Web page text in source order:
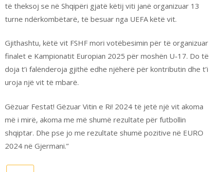
të theksoj se në Shqipëri gjatë këtij viti janë organizuar 13
turne ndërkombëtarë, të besuar nga UEFA këtë vit.
Gjithashtu, këtë vit FSHF mori votëbesimin për të organizuar
finalet e Kampionatit Europian 2025 për moshën U-17. Do të
doja t’i falënderoja gjithë edhe njëherë për kontributin dhe t’i
uroja një vit të mbarë.
Gëzuar Festat! Gëzuar Vitin e Ri! 2024 të jetë një vit akoma
më i mirë, akoma me më shumë rezultate për futbollin
shqiptar. Dhe pse jo me rezultate shumë pozitive në EURO
2024 në Gjermani.”